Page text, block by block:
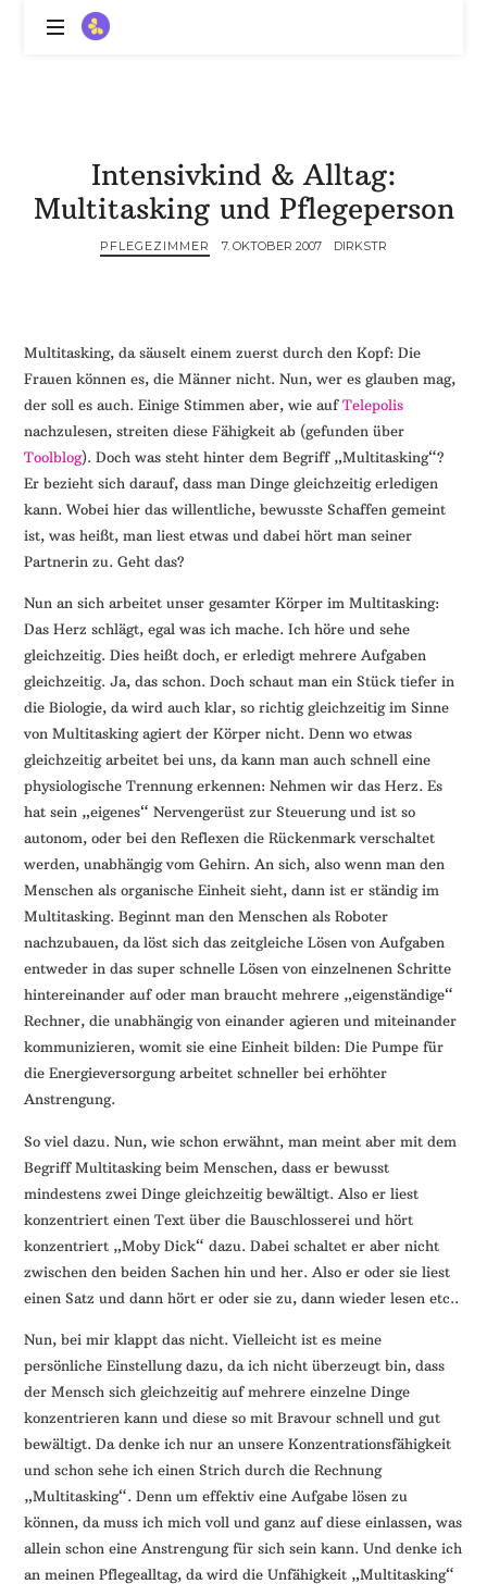
ZitronenBitter
mit
-
treffe
dein
Mut
und
ein
Lächeln
//
Intensivkind & Alltag:
Multitasking und Pflegeperson
PFLEGEZIMMER 7. OKTOBER 2007 DIRKSTR
Multitasking, da säuselt einem zuerst durch den Kopf: Die
Frauen können es, die Männer nicht. Nun, wer es glauben mag,
der soll es auch. Einige Stimmen aber, wie aufTelepolis
nachzulesen, streiten diese Fähigkeit ab (gefunden über
Toolblog). Doch was steht hinter dem Begriff „Multitasking“?
Er bezieht sich darauf, dass man Dinge gleichzeitig erledigen
kann. Wobei hier das willentliche, bewusste Schaffen gemeint
ist, was heißt, man liest etwas und dabei hört man seiner
Partnerin zu. Geht das?
Nun an sich arbeitet unser gesamter Körper im Multitasking:
Das Herz schlägt, egal was ich mache. Ich höre und sehe
gleichzeitig. Dies heißt doch, er erledigt mehrere Aufgaben
gleichzeitig. Ja, das schon. Doch schaut man ein Stück tiefer in
die Biologie, da wird auch klar, so richtig gleichzeitig im Sinne
von Multitasking agiert der Körper nicht. Denn wo etwas
gleichzeitig arbeitet bei uns, da kann man auch schnell eine
physiologische Trennung erkennen: Nehmen wir das Herz. Es
hat sein „eigenes“ Nervengerüst zur Steuerung und ist so
autonom, oder bei den Reflexen die Rückenmark verschaltet
werden, unabhängig vom Gehirn. An sich, also wenn man den
Menschen als organische Einheit sieht, dann ist er ständig im
Multitasking. Beginnt man den Menschen als Roboter
nachzubauen, da löst sich das zeitgleiche Lösen von Aufgaben
entweder in das super schnelle Lösen von einzelnenen Schritte
hintereinander auf oder man braucht mehrere „eigenständige“
Rechner, die unabhängig von einander agieren und miteinander
kommunizieren, womit sie eine Einheit bilden: Die Pumpe für
die Energieversorgung arbeitet schneller bei erhöhter
Anstrengung.
So viel dazu. Nun, wie schon erwähnt, man meint aber mit dem
Begriff Multitasking beim Menschen, dass er bewusst
mindestens zwei Dinge gleichzeitig bewältigt. Also er liest
konzentriert einen Text über die Bauschlosserei und hört
konzentriert „Moby Dick“ dazu. Dabei schaltet er aber nicht
zwischen den beiden Sachen hin und her. Also er oder sie liest
einen Satz und dann hört er oder sie zu, dann wieder lesen etc..
Nun, bei mir klappt das nicht. Vielleicht ist es meine
persönliche Einstellung dazu, da ich nicht überzeugt bin, dass
der Mensch sich gleichzeitig auf mehrere einzelne Dinge
konzentrieren kann und diese so mit Bravour schnell und gut
bewältigt. Da denke ich nur an unsere Konzentrationsfähigkeit
und schon sehe ich einen Strich durch die Rechnung
„Multitasking“. Denn um effektiv eine Aufgabe lösen zu
können, da muss ich mich voll und ganz auf diese einlassen, was
allein schon eine Anstrengung für sich sein kann. Und denke ich
an meinen Pflegealltag, da wird die Unfähigkeit „Multitasking“